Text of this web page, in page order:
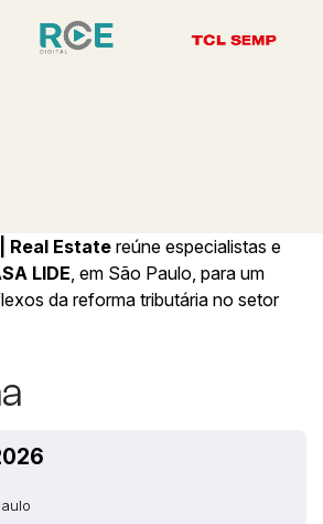
Real Estate reúne especialistas e
LIDE , em São Paulo, para um
da reforma tributária no setor